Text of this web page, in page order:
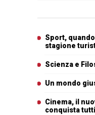
Sport,
stagione
Scienza e
Un mondo
Cinema, il
conquista tutti